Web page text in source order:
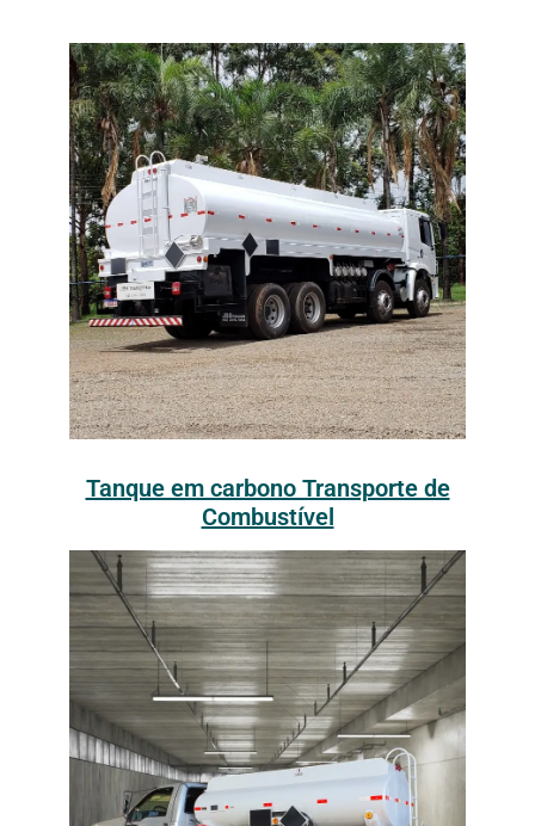
Tanque em carbono Transporte de
Combustível